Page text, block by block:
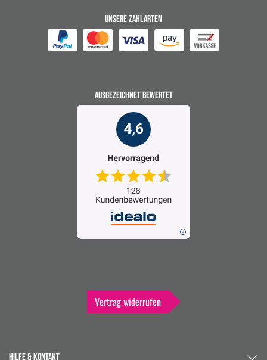
UNSERE ZAHLARTEN
AUSGEZEICHNET BEWERTET
Vertrag widerrufen
HILFE & KONTAKT